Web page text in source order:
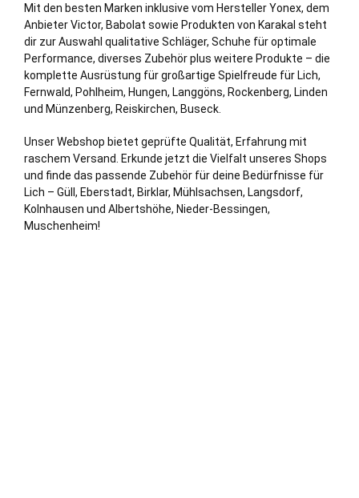
Mit den besten Marken inklusive vom Hersteller Yonex, dem
Anbieter Victor, Babolat sowie Produkten von Karakal steht
dir zur Auswahl qualitative Schläger, Schuhe für optimale
Performance, diverses Zubehör plus weitere Produkte – die
komplette Ausrüstung für großartige Spielfreude für Lich,
Fernwald, Pohlheim, Hungen, Langgöns, Rockenberg, Linden
und Münzenberg, Reiskirchen, Buseck
Unser Webshop bietet geprüfte Qualität, Erfahrung mit
raschem Versand. Erkunde jetzt die Vielfalt unseres Shops
und finde das passende Zubehör für deine Bedürfnisse für
Lich – Güll, Eberstadt, Birklar, Mühlsachsen, Langsdorf,
Kolnhausen und Albertshöhe, Nieder-Bessingen,
Muschenheim!